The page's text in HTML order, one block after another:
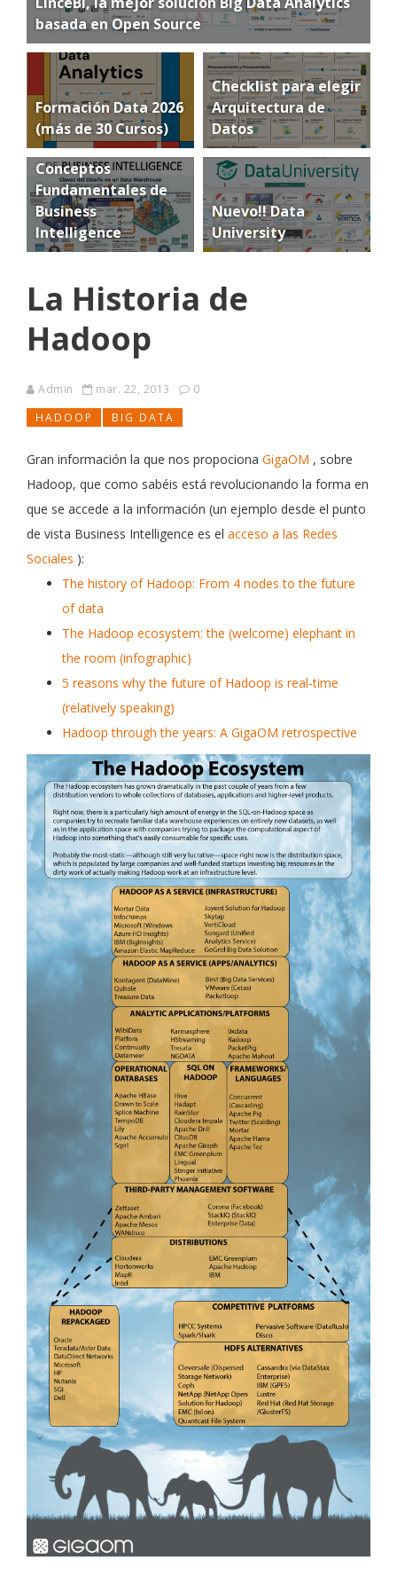
basada en Open Source
Formación Data 2026
(más de 30 Cursos)
Checklist para elegir
Arquitectura de
Datos
Conceptos
Fundamentales de
Business
Intelligence
Nuevo!! Data
University
La Historia de
Hadoop
Admin mar. 22, 2013
0
HADOOP
BIG DATA
Gran información la que nos propociona GigaOM , sobre
Hadoop, que como sabéis está revolucionando la forma en
que se accede a la información (un ejemplo desde el punto
de vista Business Intelligence es el acceso a las Redes
Sociales ):
The history of Hadoop: From 4 nodes to the future
of data
The Hadoop ecosystem: the (welcome) elephant in
the room (infographic)
5 reasons why the future of Hadoop is real-time
(relatively speaking)
Hadoop through the years: A GigaOM retrospective